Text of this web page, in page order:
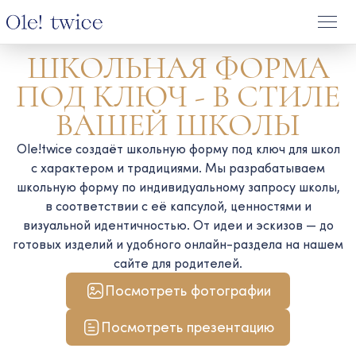
ШКОЛЬНАЯ ФОРМА
ПОД КЛЮЧ - В СТИЛЕ
ВАШЕЙ ШКОЛЫ
Ole!twice создаёт школьную форму под ключ для школ
с характером и традициями. Мы разрабатываем
школьную форму по индивидуальному запросу школы,
в соответствии с её капсулой, ценностями и
визуальной идентичностью. От идеи и эскизов — до
готовых изделий и удобного онлайн-раздела на нашем
сайте для родителей.
Посмотреть фотографии
Посмотреть презентацию